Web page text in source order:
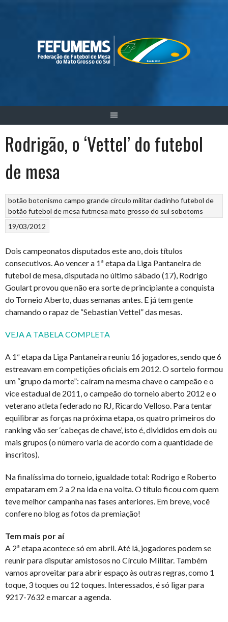
Rodrigão, o ‘Vettel’ do futebol
de mesa
botão botonismo campo grandecírculo militardadinho futebol de
botão futebol de mesa futmesa mato grosso do sul sobotoms
19/03/2012
Dois campeonatos disputados este ano, dois títulos
consecutivos. Ao vencer a 1ª etapa da Liga Pantaneira de
futebol de mesa, disputada no último sábado (17), Rodrigo
Goulart provou que não era sorte de principiante a conquista
do Torneio Aberto, duas semanas antes. E já tem gente
chamando o rapaz de “Sebastian Vettel” das mesas.
VEJA A TABELA COMPLETA
A 1ª etapa da Liga Pantaneira reuniu 16 jogadores, sendo que 6
estreavam em competições oficiais em 2012. O sorteio formou
um “grupo da morte”: caíram na mesma chave o campeão e o
vice estadual de 2011, o campeão do torneio aberto 2012 e o
veterano atleta federado no RJ, Ricardo Velloso. Para tentar
equilibrar as forças na próxima etapa, os quatro primeiros do
ranking vão ser ‘cabeças de chave’, isto é, divididos em dois ou
mais grupos (o número varia de acordo com a quantidade de
inscritos).
Na finalíssima do torneio, igualdade total: Rodrigo e Roberto
empataram em 2 a 2 na ida e na volta. O título ficou com quem
teve melhor campanha nas fases anteriores. Em breve, você
confere no blog as fotos da premiação!
Tem mais por aí
A 2ª etapa acontece só em abril. Até lá, jogadores podem se
reunir para disputar amistosos no Círculo Militar. Também
vamos aproveitar para abrir espaço às outras regras, como 1
toque, 3 toques ou 12 toques. Interessados, é só ligar para
9217-7632 e marcar a agenda.